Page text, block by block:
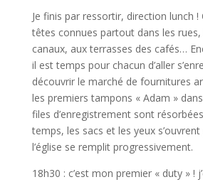
Je finis par ressortir, direction lunch !
têtes connues partout dans les rues,
canaux, aux terrasses des cafés…
il est temps pour chacun d’aller
découvrir le marché de fournitures
les premiers tampons « Adam »
files d’enregistrement sont
temps, les sacs et les yeux
l’église se remplit progressivement.
18h30 : c’est mon premier « duty » !